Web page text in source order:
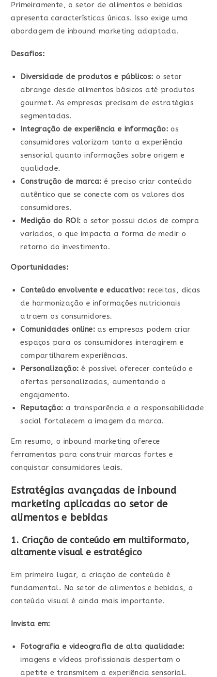
Primeiramente, o setor de alimentos e bebidas
apresenta características únicas. Isso exige uma
abordagem de inbound marketing adaptada.
Desafios:
Diversidade de produtos e públicos: o setor
abrange desde alimentos básicos até produtos
gourmet. As empresas precisam de estratégias
segmentadas.
Integração de experiência e informação: os
consumidores valorizam tanto a experiência
sensorial quanto informações sobre origem e
qualidade.
Construção de marca: é preciso criar conteúdo
autêntico que se conecte com os valores dos
consumidores.
Medição do ROI: o setor possui ciclos de compra
variados, o que impacta a forma de medir o
retorno do investimento.
Oportunidades:
Conteúdo envolvente e educativo: receitas, dicas
de harmonização e informações nutricionais
atraem os consumidores.
Comunidades online: as empresas podem criar
espaços para os consumidores interagirem e
compartilharem experiências.
Personalização: é possível oferecer conteúdo e
ofertas personalizadas, aumentando o
engajamento.
Reputação: a transparência e a responsabilidade
social fortalecem a imagem da marca.
Em resumo, o inbound marketing oferece
ferramentas para construir marcas fortes e
conquistar consumidores leais.
Estratégias avançadas de inbound
marketing aplicadas ao setor de
alimentos e bebidas
1. Criação de conteúdo em multiformato,
altamente visual e estratégico
Em primeiro lugar, a criação de conteúdo é
fundamental. No setor de alimentos e bebidas, o
conteúdo visual é ainda mais importante.
Invista em:
Fotografia e videografia de alta qualidade:
imagens e vídeos profissionais despertam o
apetite e transmitem a experiência sensorial.